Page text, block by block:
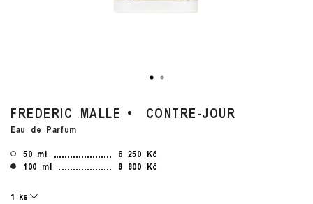
FREDERIC MALLE CONTRE-JOUR
Eau de Parfum
50 ml
6 250 Kč
100 ml
8 800 Kč